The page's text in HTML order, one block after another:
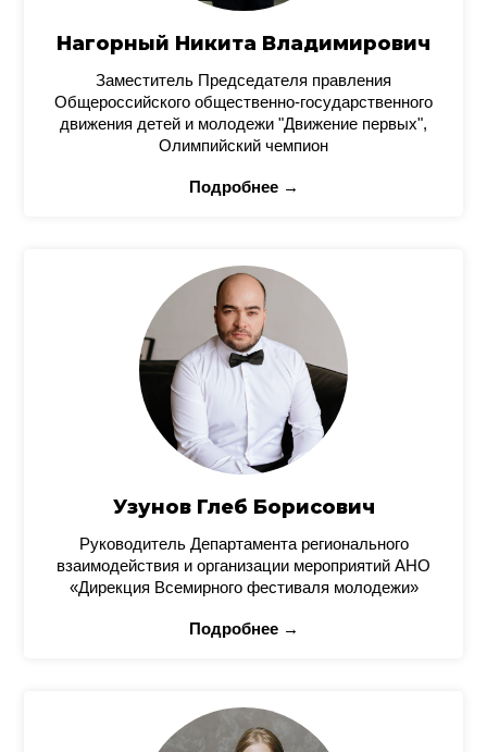
Нагорный Никита Владимирович
Заместитель Председателя правления
Общероссийского общественно-государственного
движения детей и молодежи "Движение первых",
Олимпийский чемпион
Подробнее →
Узунов Глеб Борисович
Руководитель Департамента регионального
взаимодействия и организации мероприятий АНО
«Дирекция Всемирного фестиваля молодежи»
Подробнее →